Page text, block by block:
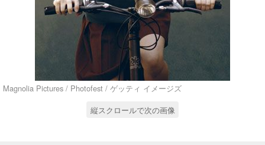
Magnolia Pictures / Photofest / ゲッティ イメージズ
縦スクロールで次の画像